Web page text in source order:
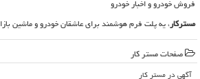
فروش خودرو و اخبار خودرو
مسترکار، یه پلت فرم هوشمند برای عاشقان خودرو و ماشین بازا
صفحات مستر كار
آگهی در مستر كار